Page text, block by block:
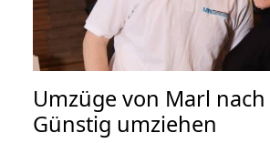
Umzüge von Marl
Günstig umziehen